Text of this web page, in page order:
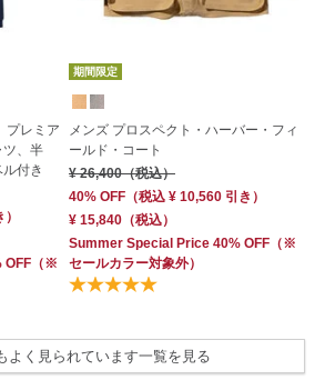
プレミア
ツ、半
付き
OFF（※
期間限定
メンズ プロスペクト・ハーバー・フィ
ールド・コート
¥ 26,400（税込）
40% OFF（税込 ¥ 10,560引き）
¥ 15,840（税込）
Summer Special Price 40% OFF（※
セールカラー対象外）
よく見られています一覧を見る